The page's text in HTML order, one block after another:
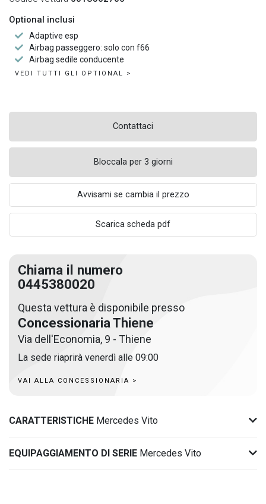
Optional inclusi
Adaptive esp
Airbag passeggero: solo con f66
Airbag sedile conducente
VEDI TUTTI GLI OPTIONAL >
Contattaci
Bloccala per 3 giorni
Avvisami se cambia il prezzo
Scarica scheda pdf
Chiama il numero
0445380020
Questa vettura è disponibile presso
Concessionaria Thiene
Via dell'Economia, 9 - Thiene
La sede riaprirà venerdì alle 09:00
VAI ALLA CONCESSIONARIA >
CARATTERISTICHE Mercedes Vito
EQUIPAGGIAMENTO DI SERIE Mercedes Vito